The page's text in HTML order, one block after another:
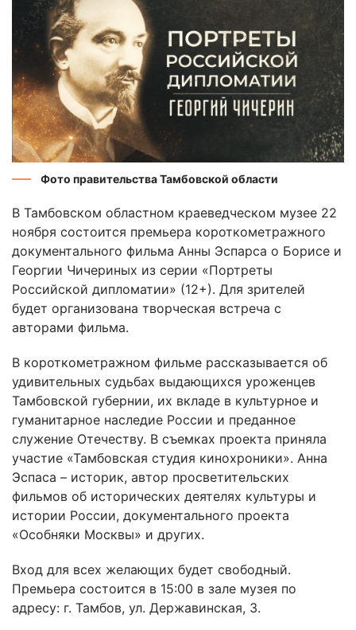
Фото правительства Тамбовской области
В Тамбовском областном краеведческом музее 22
ноября состоится премьера короткометражного
документального фильма Анны Эспарса о Борисе и
Георгии Чичериных из серии «Портреты
Российской дипломатии» (12+). Для зрителей
будет организована творческая встреча с
авторами фильма.
В короткометражном фильме рассказывается об
удивительных судьбах выдающихся уроженцев
Тамбовской губернии, их вкладе в культурное и
гуманитарное наследие России и преданное
служение Отечеству. В съемках проекта приняла
участие «Тамбовская студия кинохроники». Анна
Эспаса – историк, автор просветительских
фильмов об исторических деятелях культуры и
истории России, документального проекта
«Особняки Москвы» и других.
Вход для всех желающих будет свободный.
Премьера состоится в 15:00 в зале музея по
адресу: г. Тамбов, ул. Державинская, 3.